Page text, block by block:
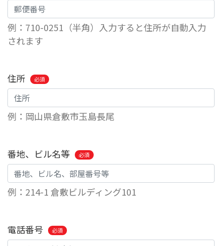
例：710-0251（半角）入力すると住所が自動入力
されます
住所 必須
例：岡山県倉敷市玉島長尾
番地、ビル名等 必須
例：214-1 倉敷ビルディング101
電話番号 必須